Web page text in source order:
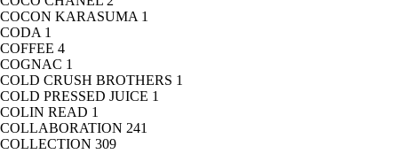
COCON KARASUMA 1
CODA 1
COFFEE 4
COGNAC 1
COLD CRUSH BROTHERS 1
COLD PRESSED JUICE 1
COLIN READ 1
COLLABORATION 241
COLLECTION 309